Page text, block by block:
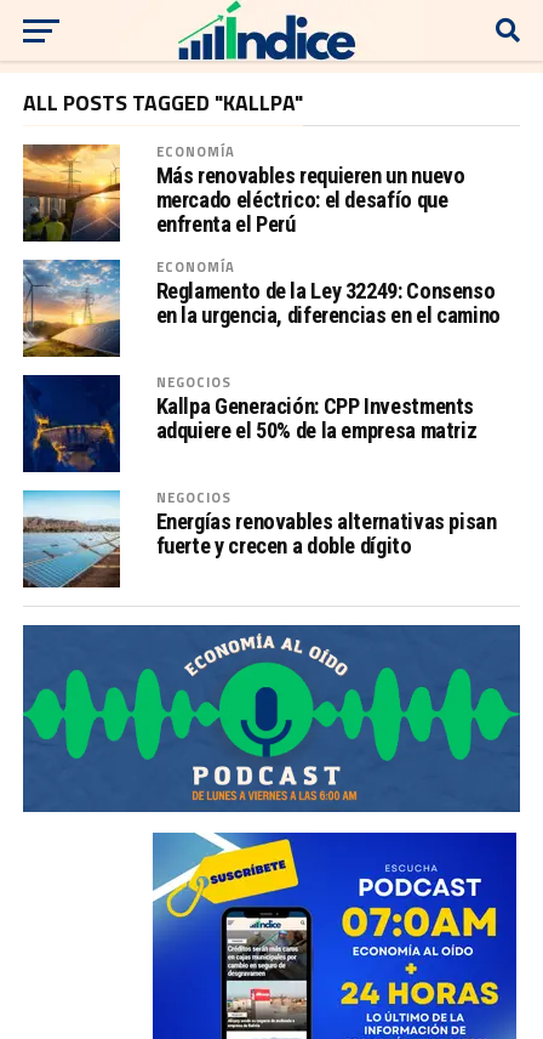
ALL POSTS TAGGED "KALLPA"
ECONOMÍA
Más renovables requieren un nuevo
mercado eléctrico: el desafío que
enfrenta el Perú
ECONOMÍA
Reglamento de la Ley 32249: Consenso
en la urgencia, diferencias en el camino
NEGOCIOS
Kallpa Generación: CPP Investments
adquiere el 50% de la empresa matriz
NEGOCIOS
Energías renovables alternativas pisan
fuerte y crecen a doble dígito